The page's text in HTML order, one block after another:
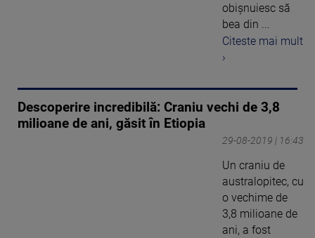
obișnuiesc să
bea din ...
Citeste mai mult
›
Descoperire incredibilă: Craniu vechi de 3,8
milioane de ani, găsit în Etiopia
29-08-2019 | 16:43
Un craniu de
australopitec, cu
o vechime de
3,8 milioane de
ani, a fost